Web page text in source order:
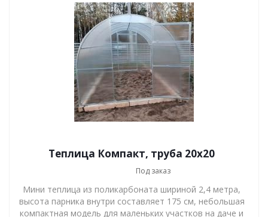
Теплица Компакт, труба 20х20
Под заказ
Мини теплица из поликарбоната шириной 2,4 метра,
высота парника внутри составляет 175 см, небольшая
компактная модель для маленьких участков на даче и